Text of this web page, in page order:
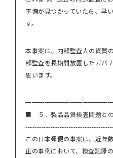
不備が見つかっていたら、早
す。
本事案は、内部監査人の資質
部監査を長期間放置したガバ
思います。
■ ５．製品品質検査問題と
この日本郵便の事案は、近年
正の事例において、検査記録